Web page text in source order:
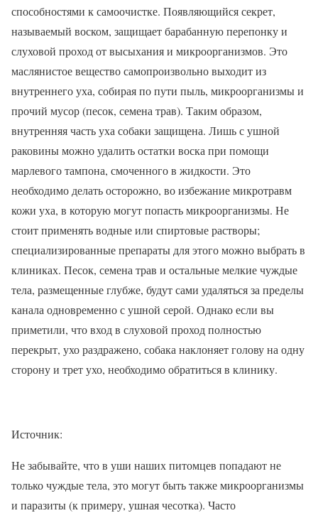
способностями к самоочистке. Появляющийся секрет,
называемый воском, защищает барабанную перепонку и
слуховой проход от высыхания и микроорганизмов. Это
маслянистое вещество самопроизвольно выходит из
внутреннего уха, собирая по пути пыль, микроорганизмы и
прочий мусор (песок, семена трав). Таким образом,
внутренняя часть уха собаки защищена. Лишь с ушной
раковины можно удалить остатки воска при помощи
марлевого тампона, смоченного в жидкости. Это
необходимо делать осторожно, во избежание микротравм
кожи уха, в которую могут попасть микроорганизмы. Не
стоит применять водные или спиртовые растворы;
специализированные препараты для этого можно выбрать в
клиниках. Песок, семена трав и остальные мелкие чуждые
тела, размещенные глубже, будут сами удаляться за пределы
канала одновременно с ушной серой. Однако если вы
приметили, что вход в слуховой проход полностью
перекрыт, ухо раздражено, собака наклоняет голову на одну
сторону и трет ухо, необходимо обратиться в клинику.
Источник:
Не забывайте, что в уши наших питомцев попадают не
только чуждые тела, это могут быть также микроорганизмы
и паразиты (к примеру, ушная чесотка). Часто